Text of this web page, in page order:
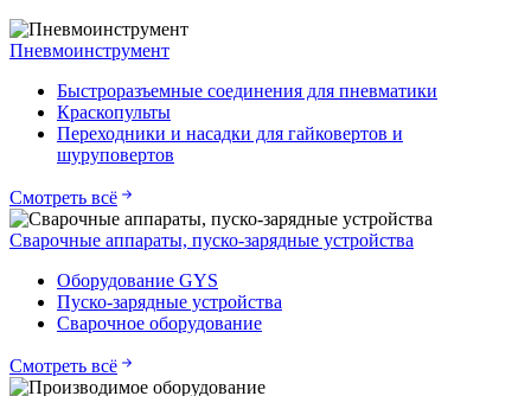
Пневмоинструмент
Быстроразъемные соединения для пневматики
Краскопульты
Переходники и насадки для гайковертов и
шуруповертов
Смотреть всё
Сварочные аппараты, пуско-зарядные устройства
Оборудование GYS
Пуско-зарядные устройства
Сварочное оборудование
Смотреть всё